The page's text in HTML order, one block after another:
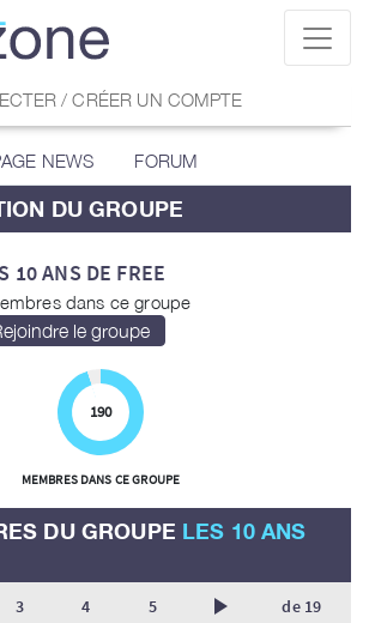
/ CRÉER UN COMPTE
NEWS FORUM
DU GROUPE
10 ANS DE FREE
dans ce groupe
190
MEMBRES DANS CE GROUPE
DU GROUPE LES 10 ANS
3 4 5 play_arrow de 19